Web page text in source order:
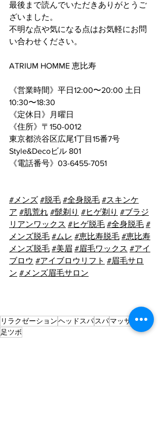
最後まで読んでいただきありがとうご
ざいました。
不明な点や気になる点はお気軽にお問
い合わせください。
ATRIUM HOMME 恵比寿
《営業時間》平日12:00〜20:00 土日
10:30〜18:30
《定休日》月曜日
《住所》〒150-0012
東京都渋谷区広尾1丁目15番7号
Style&Decoビル 801
《電話番号》 03-6455-7051
#メンズ #脱毛 #全身脱毛 #スキンケ
ア #肌荒れ #髭剃り #ヒゲ剃り #ブラジ
リアンワックス #ヒゲ脱毛 #全身脱毛 #
メンズ脱毛 #ムレ #恵比寿脱毛 #恵比寿
メンズ脱毛 #美眉 #眉毛ワックス #アイ
ブロウ #アイブロウリフト #眉毛サロ
ン #メンズ眉毛サロン
リラクゼーションヘッドスパスパマッサージ
足ツボ